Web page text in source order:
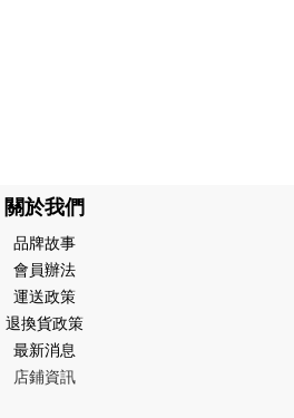
關於我們
品牌故事
會員辦法
運送政策
退換貨政策
最新消息
店鋪資訊